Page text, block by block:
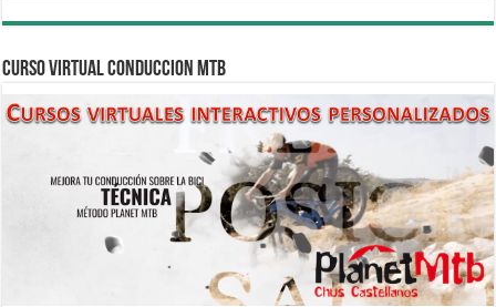
CURSO VIRTUAL CONDUCCION MTB